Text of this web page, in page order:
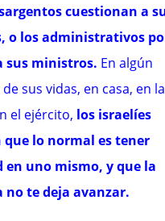
cuestionan a
o los administrativos
sus ministros. En algún
sus vidas, en casa, en la
el ejército, los israelíes
que lo normal es tener
en uno mismo, y que la
no te deja avanzar.